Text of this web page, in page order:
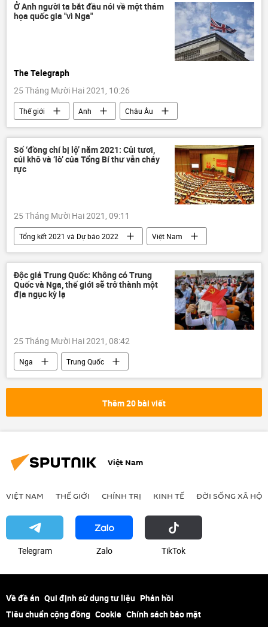
Công nghiệp
khí đốt
Tác giả
Kinh tế xanh
Ở Anh người ta bắt đầu nói về một thảm
họa quốc gia "vì Nga"
The Telegraph
25 Tháng Mười Hai 2021, 10:26
Thế giới Anh
Châu Âu
Công nghiệp
Kinh tế
năng lượng
giá khí đốt
Báo chí thế giới
Số ‘đồng chí bị lộ’ năm 2021: Củi tươi,
củi khô và ‘lò’ của Tổng Bí thư vẫn cháy
rực
25 Tháng Mười Hai 2021, 09:11
Tổng kết 2021 và Dự báo 2022
Việt Nam
tham nhũng
Nguyễn Phú Trọng
Đảng Cộng sản Việt Nam
Bộ Y Tế Việt Nam
kỷ luật
Cảnh sát Biển Việt Nam
Vũ Huy Hoàng
Nguyễn Thị Kim Tiến
Độc giả Trung Quốc: Không có Trung
Quốc và Nga, thế giới sẽ trở thành một
địa ngục kỳ lạ
25 Tháng Mười Hai 2021, 08:42
Nga
Trung Quốc
hợp tác quân sự-kỹ thuật
Báo chí thế giới
Thêm 20 bài viết
Việt Nam
VIỆT NAM THẾ GIỚI CHÍNH TRỊ KINH TẾ ĐỜI SỐNG XÃ HỘI
Telegram Zalo ТikТоk
Về đề án Qui định sử dụng tư liệu Phản hồi
Tiêu chuẩn cộng đồng Cookie Chính sách bảo mật